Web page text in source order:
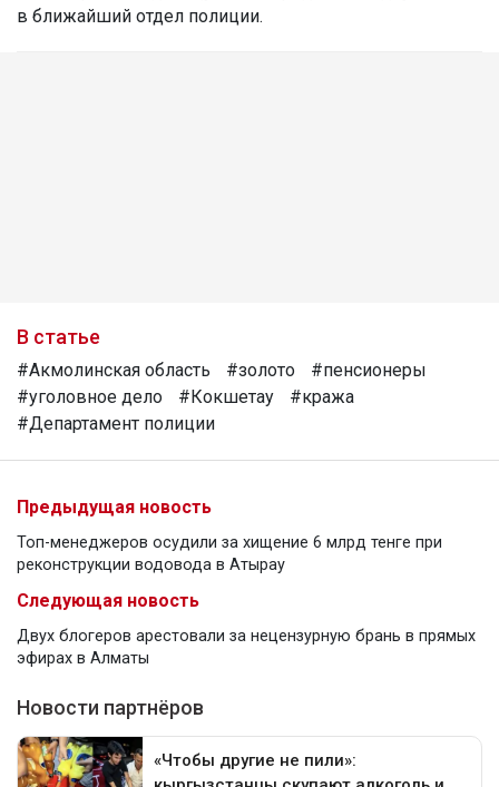
в ближайший отдел полиции.
В статье
#Акмолинская область #золото
#пенсионеры
#уголовное дело
#Кокшетау
#кража
#Департамент полиции
Предыдущая новость
Топ-менеджеров осудили за хищение 6 млрд тенге при
реконструкции водовода в Атырау
Следующая новость
Двух блогеров арестовали за нецензурную брань в прямых
эфирах в Алматы